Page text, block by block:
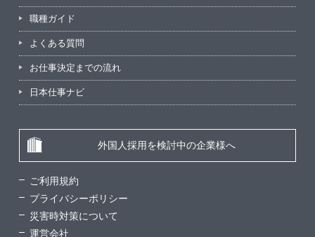
職種ガイド
よくある質問
お仕事決定までの流れ
日本仕事ナビ
外国人採用を検討中の企業様へ
ご利用規約
プライバシーポリシー
災害時対策について
運営会社